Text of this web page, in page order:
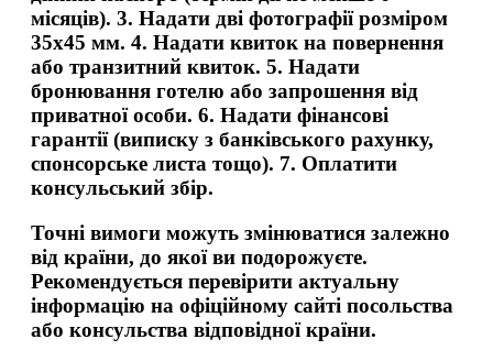
місяців). 3. Надати дві фотографії розміром
35x45 мм. 4. Надати квиток на повернення
або транзитний квиток. 5. Надати
бронювання готелю або запрошення від
приватної особи. 6. Надати фінансові
гарантії (виписку з банківського рахунку,
спонсорське листа тощо). 7. Оплатити
консульський збір.
Точні вимоги можуть змінюватися залежно
від країни, до якої ви подорожуєте.
Рекомендується перевірити актуальну
інформацію на офіційному сайті посольства
або консульства відповідної країни.